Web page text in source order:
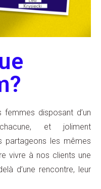
femmes disposant d’un
et joliment
partageons les mêmes
vivre à nos clients une
d’une rencontre, leur